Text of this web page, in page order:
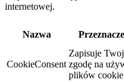
internetowej.
Nazwa
CookieConsent
Zapisuje
zgodę na
plików